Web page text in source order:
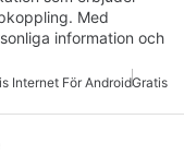
Med
information och
Internet För AndroidGratis